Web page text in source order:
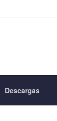
Descargas